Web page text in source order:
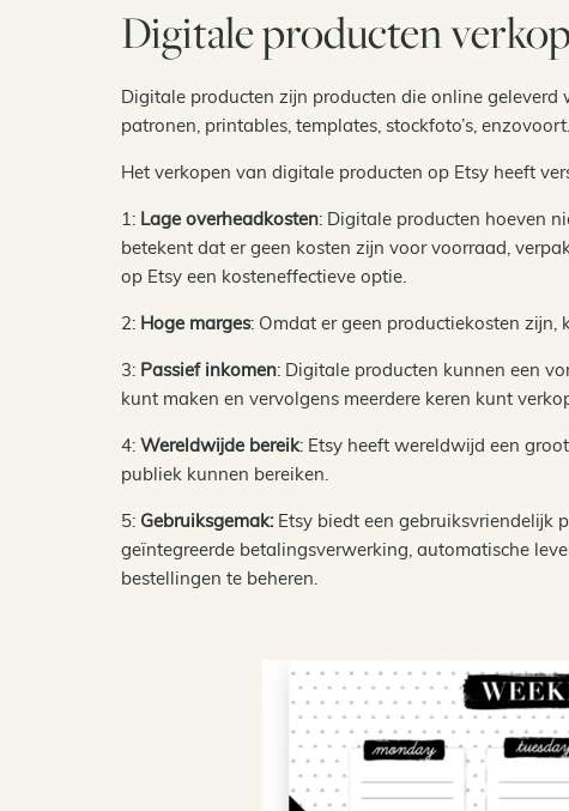
Digitale producten
Digitale producten zijn producten die online
patronen, printables, templates, stockfoto’s, enzovoort.
Het verkopen van digitale producten op Etsy heeft
1: Lage overheadkosten: Digitale producten hoeven
betekent dat er geen kosten zijn voor voorraad,
op Etsy een kosteneffectieve optie.
2: Hoge marges: Omdat er geen productiekosten
3: Passief inkomen: Digitale producten kunnen een
kunt maken en vervolgens meerdere keren kunt
4: Wereldwijde bereik: Etsy heeft wereldwijd een
publiek kunnen bereiken.
5: Gebruiksgemak:Etsy biedt een gebruiksvriendelijk
geïntegreerde betalingsverwerking, automatische
bestellingen te beheren.